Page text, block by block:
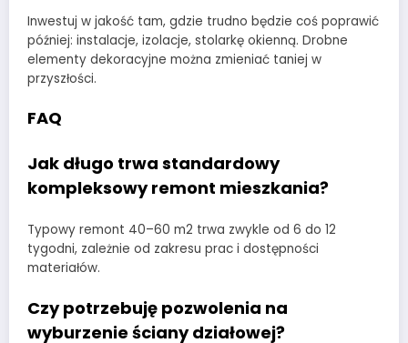
Inwestuj w jakość tam, gdzie trudno będzie coś poprawić
później: instalacje, izolacje, stolarkę okienną. Drobne
elementy dekoracyjne można zmieniać taniej w
przyszłości.
FAQ
Jak długo trwa standardowy
kompleksowy remont mieszkania?
Typowy remont 40–60 m2 trwa zwykle od 6 do 12
tygodni, zależnie od zakresu prac i dostępności
materiałów.
Czy potrzebuję pozwolenia na
wyburzenie ściany działowej?